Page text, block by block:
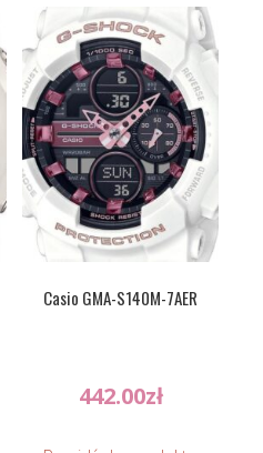
Casio GMA-S140M-7AER
442.00zł